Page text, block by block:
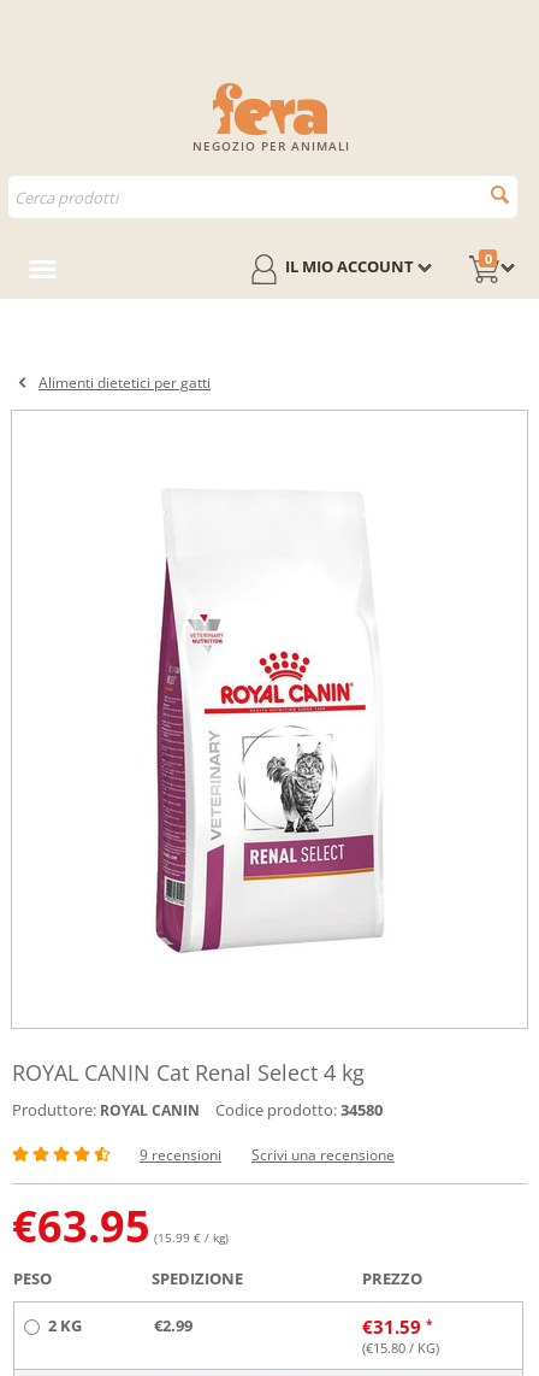
NEGOZIO PER ANIMALI
0
IL MIO ACCOUNT
Alimenti dietetici per gatti
ROYAL CANIN Cat Renal Select 4 kg
Produttore: ROYAL CANIN Codice prodotto:34580
9 recensioni Scrivi una recensione
€63.95 (15.99 € / kg)
PESO SPEDIZIONE PREZZO
2 KG €2.99 €31.59
(€15.80 / KG)